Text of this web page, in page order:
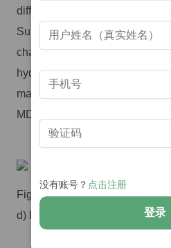
different H distribution is
Supporting Information. (c)
charge for each Co ion in the
hydrogen concentration. The
marked in Figure S6 in the
MD simulation of HxYbCoO3
Figure 4 (a) Illustration of the
d) Energy barriers of proton
没有账号？ 点击注册
登录